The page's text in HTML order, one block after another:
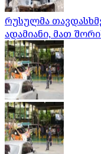
რუსულმა
ადამიანი, მათ